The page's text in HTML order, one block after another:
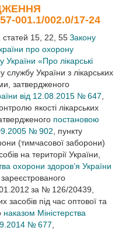
001.1/002.0/17-24
статей 15, 22, 55Закону
про охорону
України «Про лікарські
України з лікарських
затвердженого
від 12.08.2015 № 647
якості лікарських
постановою
№ 902 , пункту
(тимчасової заборони)
на території України,
охорони здоров’я України
за № 126/20439,
засобів під час оптової та
наказом Міністерства
№ 677